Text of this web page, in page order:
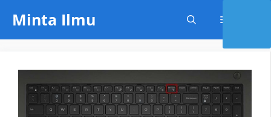
content
Minta Ilmu